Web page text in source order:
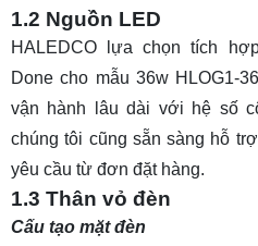
1.2 Nguồn LED
HALEDCO lựa chọn tích
Done cho mẫu 36w HLOG1-
vận hành lâu dài với hệ số
chúng tôi cũng sẵn sàng hỗ
yêu cầu từ đơn đặt hàng.
1.3 Thân vỏ đèn
Cấu tạo mặt đèn